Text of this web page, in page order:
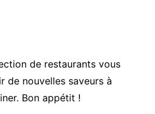
de restaurants vous
de nouvelles saveurs à
Bon appétit !